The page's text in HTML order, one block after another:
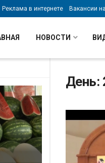
Реклама в интернете Вакансии
НОВОСТИ
День: